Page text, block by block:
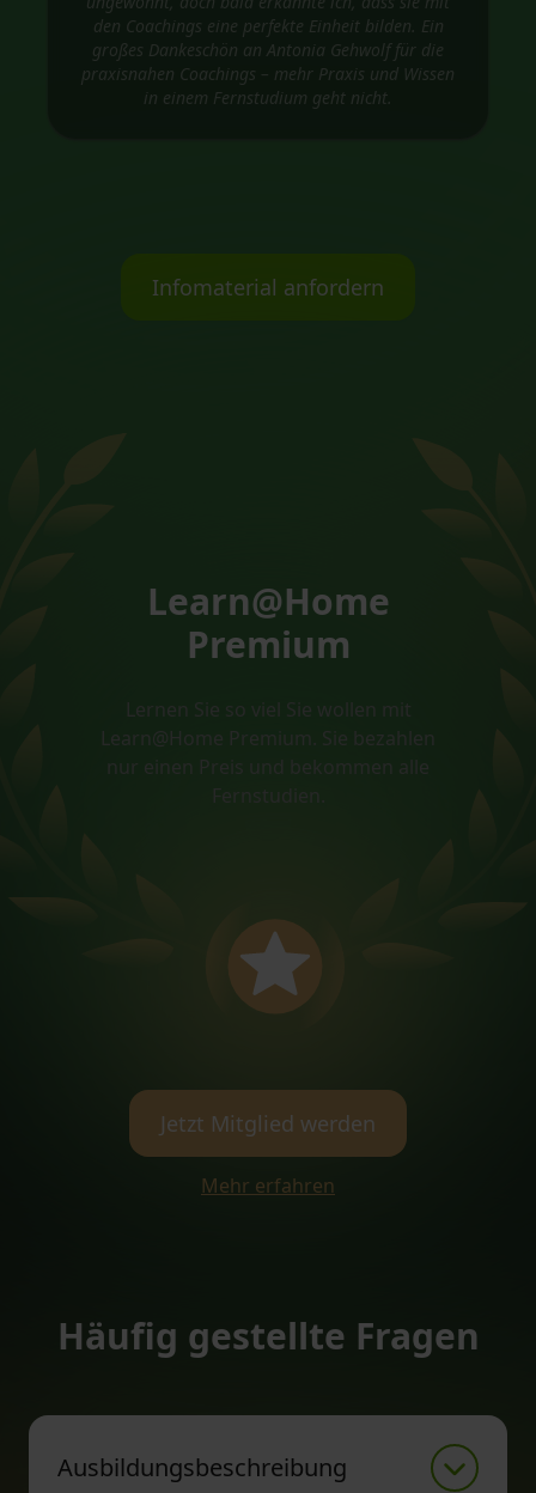
den Coachings eine perfekte Einheit bilden. Ein
großes Dankeschön an Antonia Gehwolf für die
praxisnahen Coachings – mehr Praxis und Wissen
in einem Fernstudium geht nicht.
Infomaterial anfordern
Learn@Home
Premium
Jetzt Mitglied werden
Mehr erfahren
Häufig gestellte Fragen
Ausbildungsbeschreibung